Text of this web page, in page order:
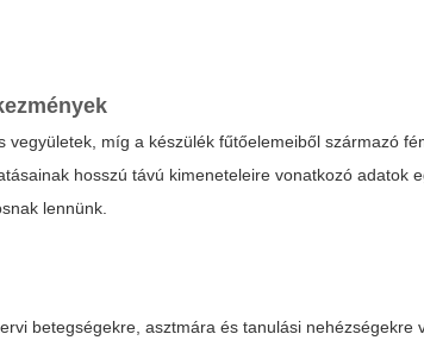
míg a készülék fűtőelemeiből származó
hosszú távú kimeneteleire vonatkozó adatok
lennünk.
betegségekre, asztmára és tanulási nehézségekre